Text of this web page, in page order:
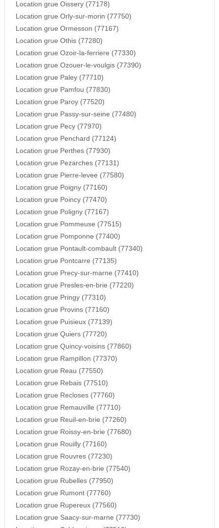
Location grue Oissery (77178)
Location grue Orly-sur-morin (77750)
Location grue Ormesson (77167)
Location grue Othis (77280)
Location grue Ozoir-la-ferriere (77330)
Location grue Ozouer-le-voulgis (77390)
Location grue Paley (77710)
Location grue Pamfou (77830)
Location grue Paroy (77520)
Location grue Passy-sur-seine (77480)
Location grue Pecy (77970)
Location grue Penchard (77124)
Location grue Perthes (77930)
Location grue Pezarches (77131)
Location grue Pierre-levee (77580)
Location grue Poigny (77160)
Location grue Poincy (77470)
Location grue Poligny (77167)
Location grue Pommeuse (77515)
Location grue Pomponne (77400)
Location grue Pontault-combault (77340)
Location grue Pontcarre (77135)
Location grue Precy-sur-marne (77410)
Location grue Presles-en-brie (77220)
Location grue Pringy (77310)
Location grue Provins (77160)
Location grue Puisieux (77139)
Location grue Quiers (77720)
Location grue Quincy-voisins (77860)
Location grue Rampillon (77370)
Location grue Reau (77550)
Location grue Rebais (77510)
Location grue Recloses (77760)
Location grue Remauville (77710)
Location grue Reuil-en-brie (77260)
Location grue Roissy-en-brie (77680)
Location grue Rouilly (77160)
Location grue Rouvres (77230)
Location grue Rozay-en-brie (77540)
Location grue Rubelles (77950)
Location grue Rumont (77760)
Location grue Rupereux (77560)
Location grue Saacy-sur-marne (77730)